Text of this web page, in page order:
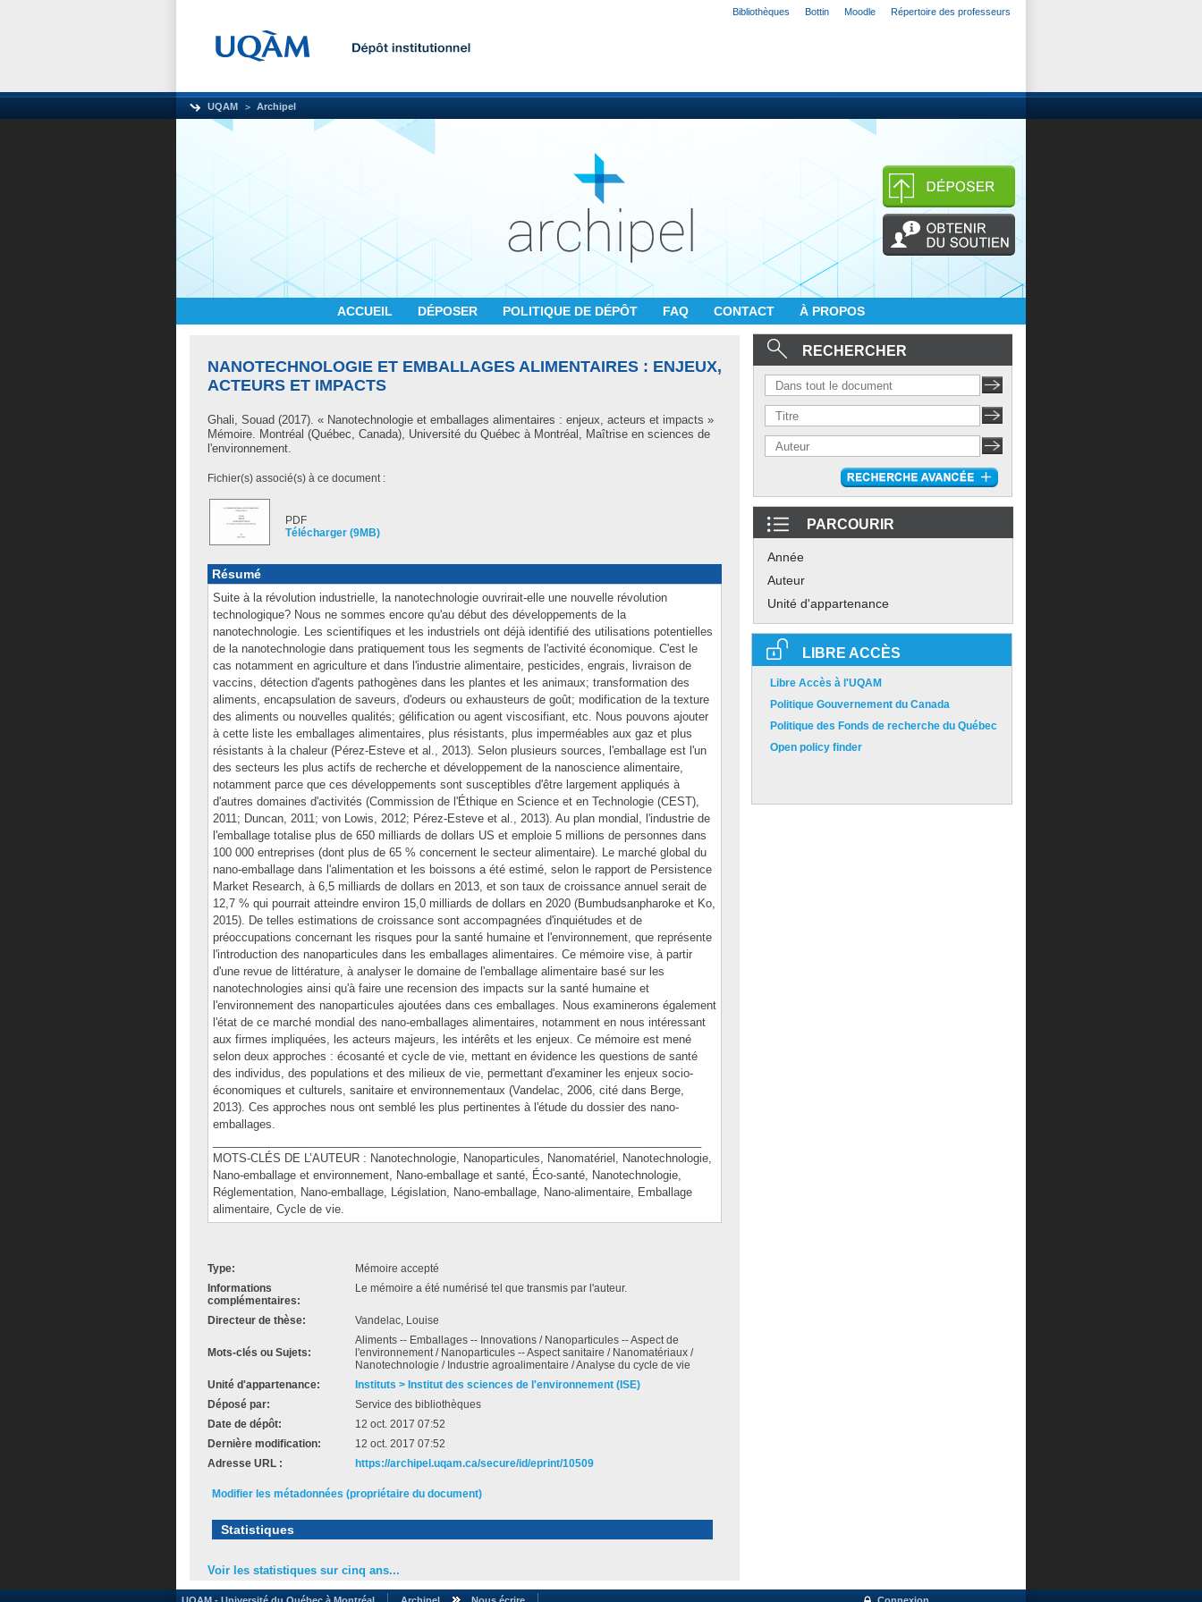
Bibliothèques Bottin Moodle Répertoire des professeurs
UQAM Archipel
ACCUEIL DÉPOSER POLITIQUE DE DÉPÔT FAQ CONTACT À PROPOS
NANOTECHNOLOGIE ET EMBALLAGES ALIMENTAIRES : ENJEUX,
ACTEURS ET IMPACTS
Ghali, Souad (2017). « Nanotechnologie et emballages alimentaires : enjeux, acteurs et impacts »
Mémoire. Montréal (Québec, Canada), Université du Québec à Montréal, Maîtrise en sciences de
l'environnement.
Fichier(s) associé(s) à ce document :
PDF
Télécharger (9MB)
Résumé
Suite à la révolution industrielle, la nanotechnologie ouvrirait-elle une nouvelle révolution
technologique? Nous ne sommes encore qu'au début des développements de la
nanotechnologie. Les scientifiques et les industriels ont déjà identifié des utilisations potentielles
de la nanotechnologie dans pratiquement tous les segments de l'activité économique. C'est le
cas notamment en agriculture et dans l'industrie alimentaire, pesticides, engrais, livraison de
vaccins, détection d'agents pathogènes dans les plantes et les animaux; transformation des
aliments, encapsulation de saveurs, d'odeurs ou exhausteurs de goût; modification de la texture
des aliments ou nouvelles qualités; gélification ou agent viscosifiant, etc. Nous pouvons ajouter
à cette liste les emballages alimentaires, plus résistants, plus imperméables aux gaz et plus
résistants à la chaleur (Pérez-Esteve et al., 2013). Selon plusieurs sources, l'emballage est l'un
des secteurs les plus actifs de recherche et développement de la nanoscience alimentaire,
notamment parce que ces développements sont susceptibles d'être largement appliqués à
d'autres domaines d'activités (Commission de l'Éthique en Science et en Technologie (CEST),
2011; Duncan, 2011; von Lowis, 2012; Pérez-Esteve et al., 2013). Au plan mondial, l'industrie de
l'emballage totalise plus de 650 milliards de dollars US et emploie 5 millions de personnes dans
100 000 entreprises (dont plus de 65 % concernent le secteur alimentaire). Le marché global du
nano-emballage dans l'alimentation et les boissons a été estimé, selon le rapport de Persistence
Market Research, à 6,5 milliards de dollars en 2013, et son taux de croissance annuel serait de
12,7 % qui pourrait atteindre environ 15,0 milliards de dollars en 2020 (Bumbudsanpharoke et Ko,
2015). De telles estimations de croissance sont accompagnées d'inquiétudes et de
préoccupations concernant les risques pour la santé humaine et l'environnement, que représente
l'introduction des nanoparticules dans les emballages alimentaires. Ce mémoire vise, à partir
d'une revue de littérature, à analyser le domaine de l'emballage alimentaire basé sur les
nanotechnologies ainsi qu'à faire une recension des impacts sur la santé humaine et
l'environnement des nanoparticules ajoutées dans ces emballages. Nous examinerons également
l'état de ce marché mondial des nano-emballages alimentaires, notamment en nous intéressant
aux firmes impliquées, les acteurs majeurs, les intérêts et les enjeux. Ce mémoire est mené
selon deux approches : écosanté et cycle de vie, mettant en évidence les questions de santé
des individus, des populations et des milieux de vie, permettant d'examiner les enjeux socio-
économiques et culturels, sanitaire et environnementaux (Vandelac, 2006, cité dans Berge,
2013). Ces approches nous ont semblé les plus pertinentes à l'étude du dossier des nano-
emballages.
MOTS-CLÉS DE L’AUTEUR : Nanotechnologie, Nanoparticules, Nanomatériel, Nanotechnologie,
Nano-emballage et environnement, Nano-emballage et santé, Éco-santé, Nanotechnologie,
Réglementation, Nano-emballage, Législation, Nano-emballage, Nano-alimentaire, Emballage
alimentaire, Cycle de vie.
Type:
Mémoire accepté
Informations
complémentaires:
Le mémoire a été numérisé tel que transmis par l'auteur.
Directeur de thèse: Vandelac, Louise
Mots-clés ou Sujets:
Aliments -- Emballages -- Innovations / Nanoparticules -- Aspect de
l'environnement / Nanoparticules -- Aspect sanitaire / Nanomatériaux /
Nanotechnologie / Industrie agroalimentaire / Analyse du cycle de vie
Unité d'appartenance:
Instituts > Institut des sciences de l'environnement (ISE)
Déposé par:
Service des bibliothèques
Date de dépôt:
12 oct. 2017 07:52
Dernière modification:
12 oct. 2017 07:52
Adresse URL :
https://archipel.uqam.ca/secure/id/eprint/10509
Modifier les métadonnées (propriétaire du document)
Statistiques
Voir les statistiques sur cinq ans...
RECHERCHER
PARCOURIR
Année
Auteur
Unité d'appartenance
LIBRE ACCÈS
Libre Accès à l'UQAM
Politique Gouvernement du Canada
Politique des Fonds de recherche du Québec
Open policy finder
UQAM - Université du Québec à Montréal Archipel Nous écrire Connexion